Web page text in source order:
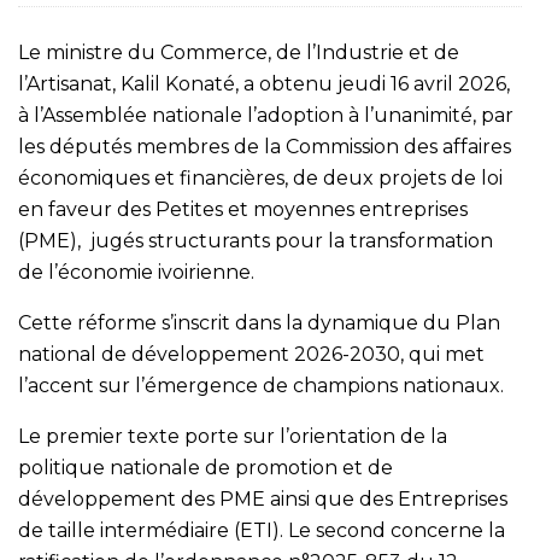
Le ministre du Commerce, de l’Industrie et de
l’Artisanat, Kalil Konaté, a obtenu jeudi 16 avril 2026,
à l’Assemblée nationale l’adoption à l’unanimité, par
les députés membres de la Commission des affaires
économiques et financières, de deux projets de loi
en faveur des Petites et moyennes entreprises
(PME), jugés structurants pour la transformation
de l’économie ivoirienne.
Cette réforme s’inscrit dans la dynamique du Plan
national de développement 2026-2030, qui met
l’accent sur l’émergence de champions nationaux.
Le premier texte porte sur l’orientation de la
politique nationale de promotion et de
développement des PME ainsi que des Entreprises
de taille intermédiaire (ETI). Le second concerne la